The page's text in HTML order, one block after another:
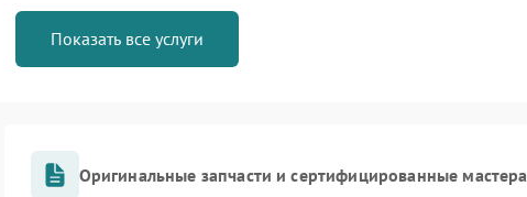
Показать все услуги
Оригинальные запчасти и сертифицированные мастера